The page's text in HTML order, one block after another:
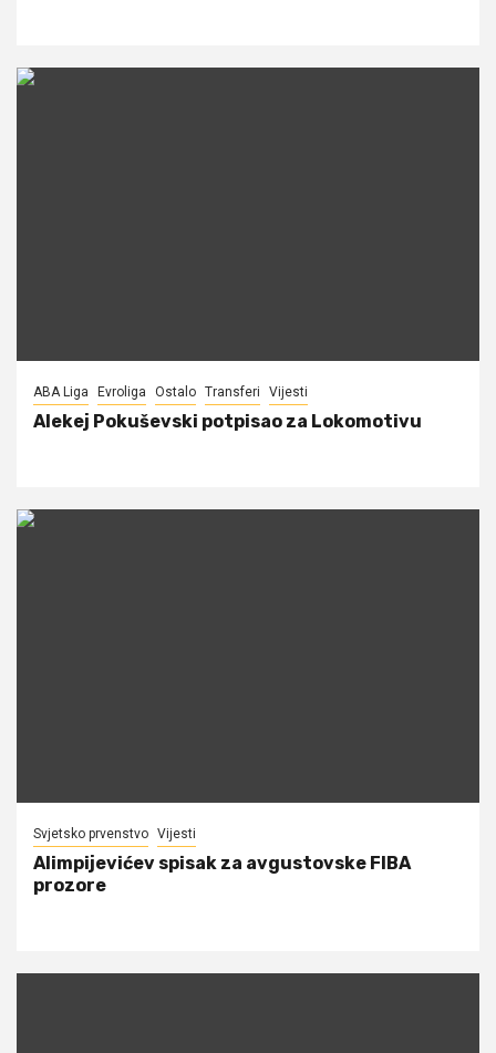
ABA Liga Evroliga Ostalo Transferi Vijesti
Alekej Pokuševski potpisao za Lokomotivu
Svjetsko prvenstvo Vijesti
Alimpijevićev spisak za avgustovske FIBA
prozore